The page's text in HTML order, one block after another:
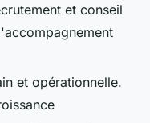
et conseil
et opérationnelle.